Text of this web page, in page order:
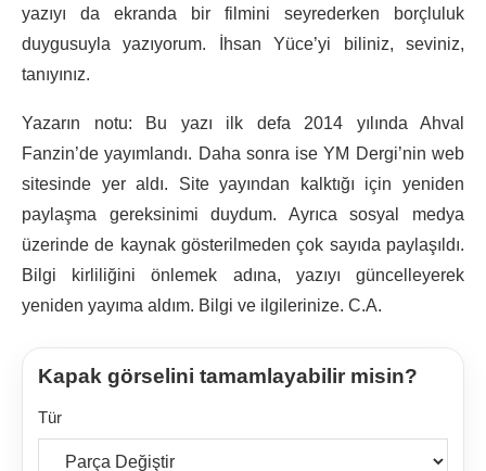
yazıyı da ekranda bir filmini seyrederken borçluluk
duygusuyla yazıyorum. İhsan Yüce’yi biliniz, seviniz,
tanıyınız.
Yazarın notu: Bu yazı ilk defa 2014 yılında Ahval
Fanzin’de yayımlandı. Daha sonra ise YM Dergi’nin web
sitesinde yer aldı. Site yayından kalktığı için yeniden
paylaşma gereksinimi duydum. Ayrıca sosyal medya
üzerinde de kaynak gösterilmeden çok sayıda paylaşıldı.
Bilgi kirliliğini önlemek adına, yazıyı güncelleyerek
yeniden yayıma aldım. Bilgi ve ilgilerinize. C.A.
Kapak görselini tamamlayabilir misin?
Tür